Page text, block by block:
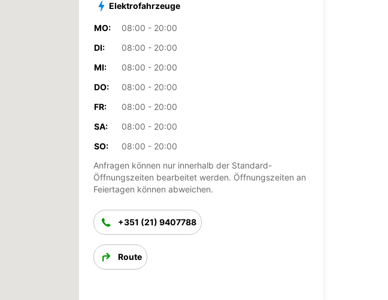
Elektrofahrzeuge
MO:
08:00 - 20:00
DI:
08:00 - 20:00
MI:
08:00 - 20:00
DO:
08:00 - 20:00
FR:
08:00 - 20:00
SA:
08:00 - 20:00
SO:
08:00 - 20:00
Anfragen können nur innerhalb der Standard-
Öffnungszeiten bearbeitet werden. Öffnungszeiten an
Feiertagen können abweichen.
+351 (21) 9407788
Route